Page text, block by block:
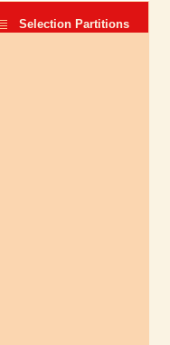
Selection Partitions